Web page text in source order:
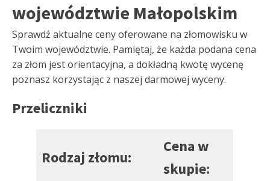
województwie Małopolskim
Sprawdź aktualne ceny oferowane na złomowisku w
Twoim województwie. Pamiętaj, że każda podana cena
za złom jest orientacyjna, a dokładną kwotę wycenę
poznasz korzystając z naszej darmowej wyceny.
Przeliczniki
Rodzaj złomu:
Cena w
skupie: